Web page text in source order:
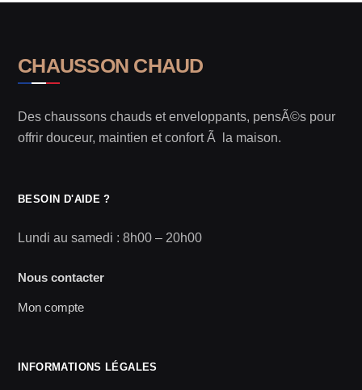
CHAUSSON CHAUD
Des chaussons chauds et enveloppants, pensÃ©s pour
offrir douceur, maintien et confort Ã la maison.
BESOIN D'AIDE ?
Lundi au samedi : 8h00 – 20h00
Nous contacter
Mon compte
INFORMATIONS LÉGALES